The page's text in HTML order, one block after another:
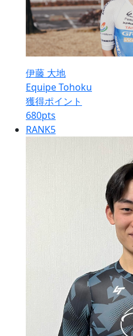
伊藤 大地
Equipe Tohoku
獲得ポイント
680pts
RANK5